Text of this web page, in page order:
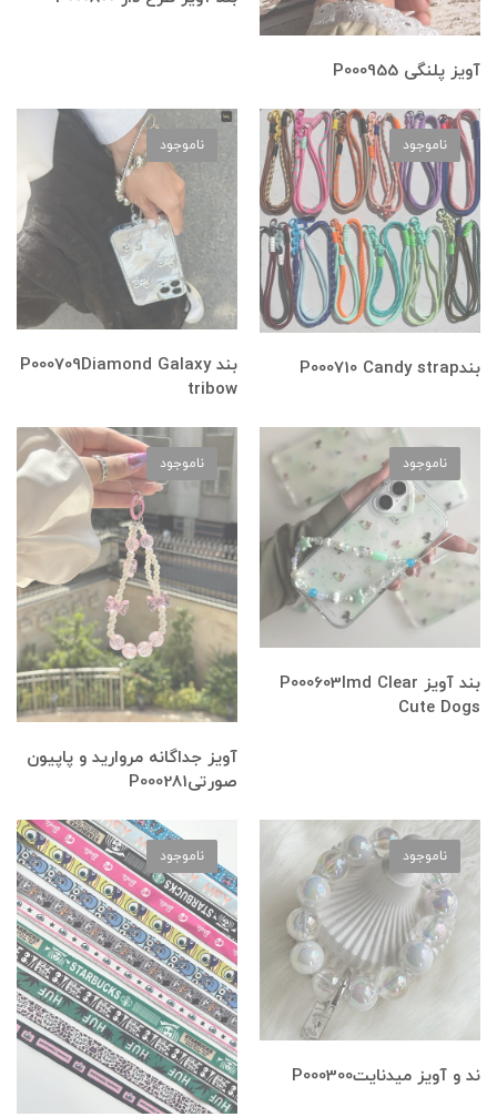
آویز پلنگی P000955
بندP000710 Candy strap
ناموجود
بند P000709Diamond Galaxy
tribow
ناموجود
بند آویز P000603Imd Clear
Cute Dogs
ناموجود
آویز جداگانه مروارید و پاپیون
صورتیP000281
ناموجود
ند و آویز میدنایتP000300
ناموجود ناموجود